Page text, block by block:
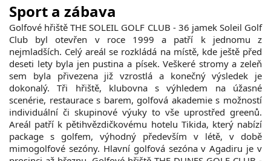
Sport a zábava
Golfové hřiště THE SOLEIL GOLF CLUB - 36 jamek Soleil Golf
Club byl otevřen v roce 1999 a patří k jednomu z
nejmladších. Celý areál se rozkládá na místě, kde ještě před
deseti lety byla jen pustina a písek. Veškeré stromy a zeleň
sem byla přivezena již vzrostlá a konečný výsledek je
dokonalý. Tři hřiště, klubovna s výhledem na úžasné
scenérie, restaurace s barem, golfová akademie s možností
individuální či skupinové výuky to vše uprostřed greenů.
Areál patří k pětihvězdičkovému hotelu Tikida, který nabízí
package s golfem, výhodný především v létě, v době
mimogolfové sezóny. Hlavní golfová sezóna v Agadiru je v